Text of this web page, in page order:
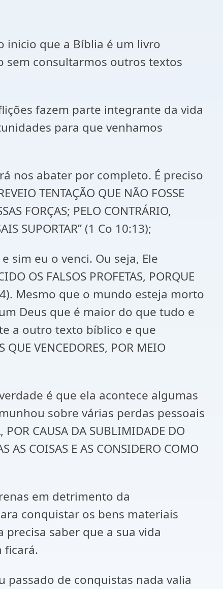
inicio que a Bíblia é um livro
sem consultarmos outros textos
fazem parte integrante da vida
para que venhamos
nos abater por completo. É preciso
TENTAÇÃO QUE NÃO FOSSE
FORÇAS; PELO CONTRÁRIO,
SUPORTAR” (1 Co 10:13);
sim eu o venci. Ou seja, Ele
OS FALSOS PROFETAS, PORQUE
4:4). Mesmo que o mundo esteja morto
Deus que é maior do que tudo e
a outro texto bíblico e que
VENCEDORES, POR MEIO
é que ela acontece algumas
sobre várias perdas pessoais
CAUSA DA SUBLIMIDADE DO
AS COISAS E AS CONSIDERO COMO
em detrimento da
conquistar os bens materiais
saber que a sua vida
ficará.
de conquistas nada valia